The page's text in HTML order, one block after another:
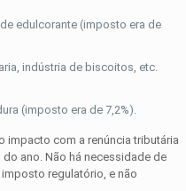
edulcorante (imposto era de
indústria de biscoitos, etc.
(imposto era de 7,2%).
impacto com a renúncia tributária
ano. Não há necessidade de
regulatório, e não